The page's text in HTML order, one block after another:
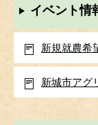
イベント情
新規就農希
新城市アグ